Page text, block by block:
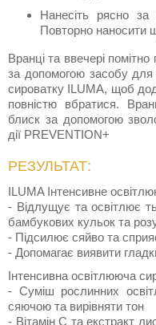
Нанесіть рясно
Повторно наносити
Вранці та ввечері
за допомогою засобу для
сироватку ILUMA, щоб
повністю вбратися.
блиск за допомогою
дії PREVENTION+
РЕЗУЛЬТАТ:
ILUMA Інтенсивне
- Відлущує та освітлює
бамбукових кульок та
- Підсилює сяйво та
- Допомагає виявити
Інтенсивна освітлююча
- Суміш рослинних
сяючою та вирівняти тон
- Вітамін С та екстракт